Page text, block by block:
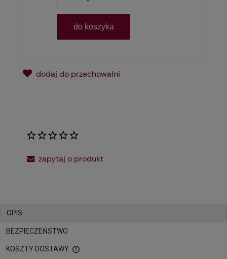
do koszyka
dodaj do przechowalni
zapytaj o produkt
OPIS
BEZPIECZEŃSTWO
KOSZTY DOSTAWY
CENA NIE ZAWIERA EWENTUALNYCH KOSZTÓW PŁATNOŚCI